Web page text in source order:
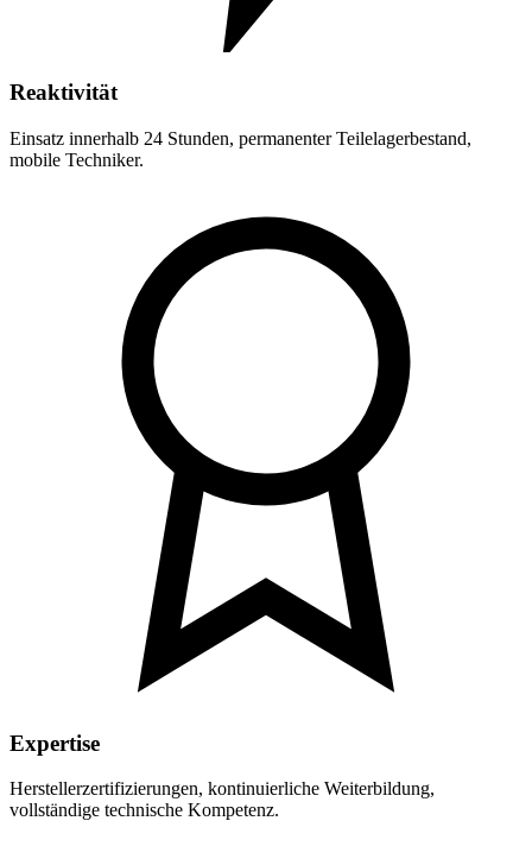
Reaktivität
Einsatz innerhalb 24 Stunden, permanenter Teilelagerbestand,
mobile Techniker.
Expertise
Herstellerzertifizierungen, kontinuierliche Weiterbildung,
vollständige technische Kompetenz.